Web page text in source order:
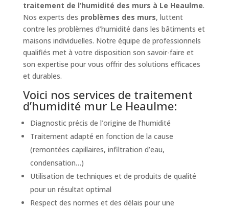
traitement de l’humidité des murs à Le Heaulme.
Nos experts des problèmes des murs, luttent
contre les problèmes d’humidité dans les bâtiments et
maisons individuelles. Notre équipe de professionnels
qualifiés met à votre disposition son savoir-faire et
son expertise pour vous offrir des solutions efficaces
et durables.
Voici nos services de traitement
d’humidité mur Le Heaulme:
Diagnostic précis de l’origine de l’humidité
Traitement adapté en fonction de la cause
(remontées capillaires, infiltration d’eau,
condensation…)
Utilisation de techniques et de produits de qualité
pour un résultat optimal
Respect des normes et des délais pour une